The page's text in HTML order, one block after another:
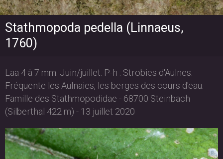
Stathmopoda pedella (Linnaeus,
1760)
Laa 4 à 7 mm. Juin/juillet. P-h : Strobies d'Aulnes.
Fréquente les Aulnaies, les berges des cours d'eau.
Famille des Stathmopodidae - 68700 Steinbach
(Silberthal 422 m) - 13 juillet 2020